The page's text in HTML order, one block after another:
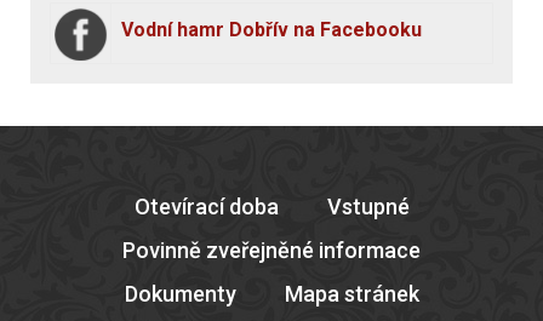
Vodní hamr Dobřív na Facebooku
Otevírací doba
Vstupné
Povinně zveřejněné informace
Dokumenty
Mapa stránek